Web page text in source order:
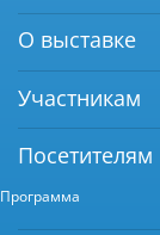
О выставке
Участникам
Посетителям
Программа